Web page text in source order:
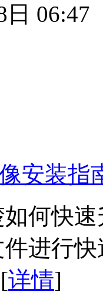
日 06:47
安装指
何快
进行
详情]